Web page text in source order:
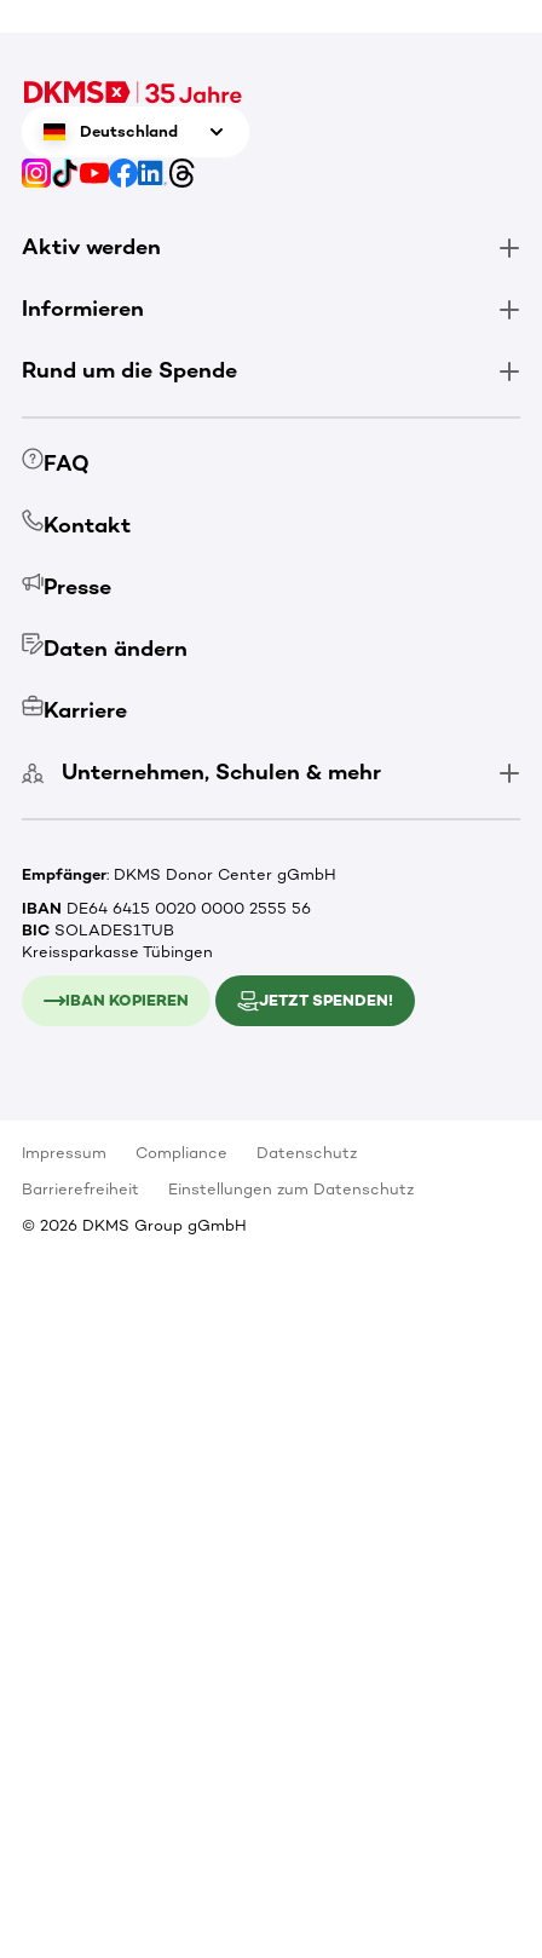
Deutschland
Aktiv werden
Informieren
Rund um die Spende
FAQ
Kontakt
Presse
Daten ändern
Karriere
Unternehmen, Schulen & mehr
Empfänger: DKMS Donor Center gGmbH
IBAN DE64 6415 0020 0000 2555 56
BIC SOLADES1TUB
Kreissparkasse Tübingen
IBAN KOPIEREN JETZT SPENDEN!
Impressum Compliance
Datenschutz
Barrierefreiheit
Einstellungen zum Datenschutz
© 2026 DKMS Group gGmbH